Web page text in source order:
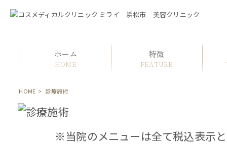
ホーム
HOME
特徴
FEATURE
HOME > 診療施術
※当院のメニューは全て税込表示